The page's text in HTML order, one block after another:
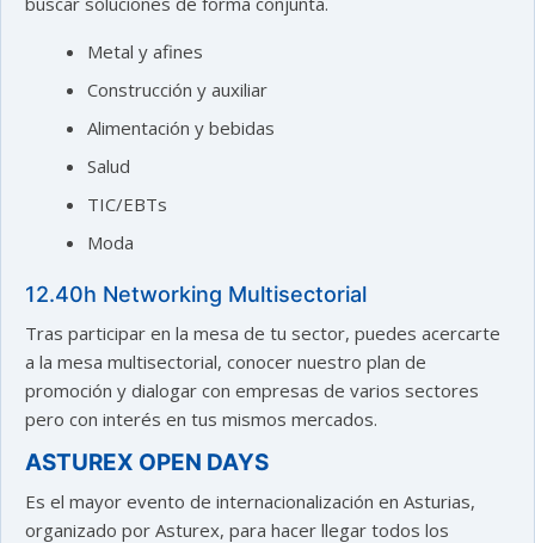
Metal y afines
Construcción y auxiliar
Alimentación y bebidas
Salud
TIC/EBTs
Moda
12.40h Networking Multisectorial
Tras participar en la mesa de tu sector, puedes acercarte
a la mesa multisectorial, conocer nuestro plan de
promoción y dialogar con empresas de varios sectores
pero con interés en tus mismos mercados.
ASTUREX OPEN DAYS
Es el mayor evento de internacionalización en Asturias,
organizado por Asturex, para hacer llegar todos los
astu
exportar importa